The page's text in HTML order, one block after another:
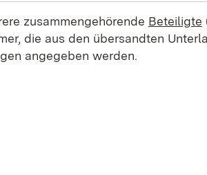
zusammengehörende Beteiligte
die aus den übersandten
angegeben werden.